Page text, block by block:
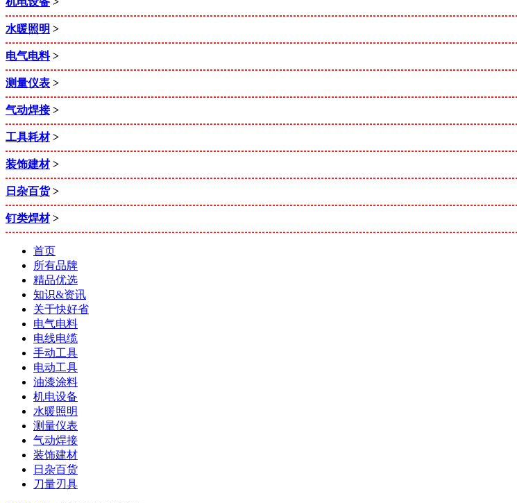
水暖照明 >
电气电料 >
测量仪表 >
气动焊接 >
工具耗材 >
装饰建材 >
日杂百货 >
钉类焊材 >
首页
所有品牌
精品优选
知识&资讯
关于快好省
电气电料
电线电缆
手动工具
电动工具
油漆涂料
机电设备
水暖照明
测量仪表
气动焊接
装饰建材
日杂百货
刀量刃具